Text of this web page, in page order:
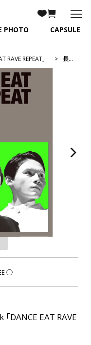
PHOTO CAPSULE
REPEAT」
長谷川慎･龍 Culture Style Book ｢DANCE EAT RAVE REPEAT｣/通常版
○
DANCE EAT RAVE